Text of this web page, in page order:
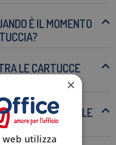
È IL MOMENTO
LE CARTUCCE
AL RICICLO DELLE
×
utilizza